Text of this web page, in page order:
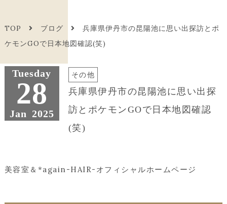
TOP ブログ
兵庫県伊丹市の昆陽池に思い出探訪とポ
ケモンGOで日本地図確認(笑)
Tuesday
28
Jan 2025
その他
兵庫県伊丹市の昆陽池に思い出探
訪とポケモンGOで日本地図確認
(笑)
美容室＆*again-HAIR-オフィシャルホームページ